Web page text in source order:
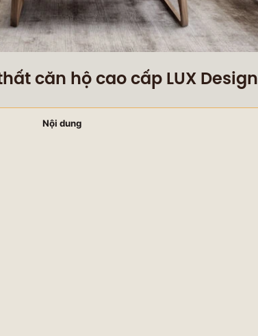
căn hộ cao cấp LUX Design
Nội dung